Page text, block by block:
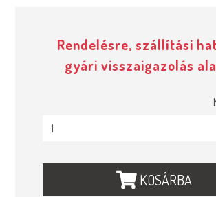
Rendelésre, szállítási
gyári visszaigazolás
KOSÁRBA